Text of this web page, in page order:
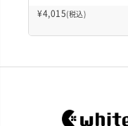
¥4,015 (税込)